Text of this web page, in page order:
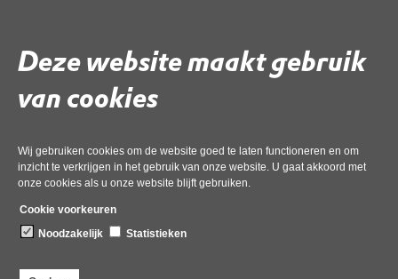
Deze website maakt gebruik
van cookies
Wij gebruiken cookies om de website goed te laten functioneren en om
inzicht te verkrijgen in het gebruik van onze website. U gaat akkoord met
onze cookies als u onze website blijft gebruiken.
Cookie voorkeuren
Noodzakelijk
Statistieken
Bezoekadres
Dampten 2, 1624 NR Hoorn
Postbus 2095, 1620 EB Hoorn